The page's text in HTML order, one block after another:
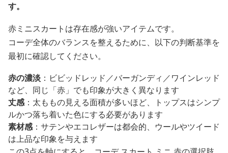
す。
赤ミニスカートは存在感が強いアイテムです。
コーデ全体のバランスを整えるために、以下の判断基準を
最初に確認してください。
赤の濃淡 ：ビビッドレッド／バーガンディ／ワインレッド
など、同じ「赤」でも印象が大きく異なります
丈感：太ももの見える面積が多いほど、トップスはシンプ
ルかつ落ち着いた色にする必要があります
素材感：サテンやエコレザーは都会的、ウールやツイード
は上品な印象を与えます